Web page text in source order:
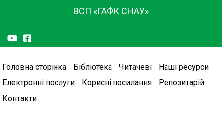
ВСП «ГАФК СНАУ»
Головна сторінка Бібліотека Читачеві
Наші ресурси
Електронні послуги
Корисні посилання
Репозитарій
Контакти